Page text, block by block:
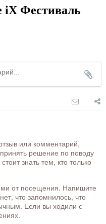
iX Фестиваль
или комментарий,
решение по поводу
знать тем, кто только
от посещения. Напишите
что запомнилось, что
Если вы ходили с